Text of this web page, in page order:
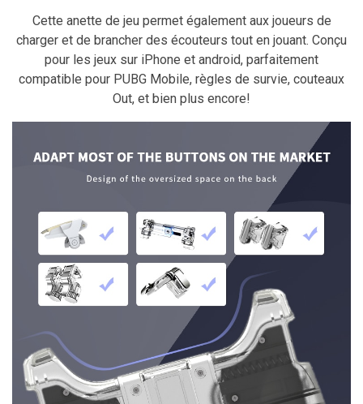
Cette anette de jeu permet également aux joueurs de
charger et de brancher des écouteurs tout en jouant. Conçu
pour les jeux sur iPhone et android, parfaitement
compatible pour PUBG Mobile, règles de survie, couteaux
Out, et bien plus encore!